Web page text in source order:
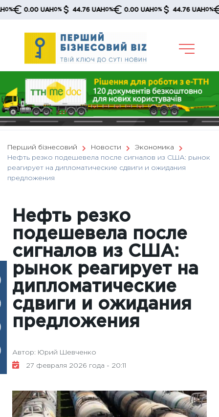
Skip
0.00 UAH0% 44.76 UAH0% 0.00 UAH0% 44.76 UAH0%
Перший бізнесовий Новости
Экономика
Нефть резко подешевела после сигналов из США: рынок
реагирует на дипломатические сдвиги и ожидания
предложения
Нефть резко
подешевела после
сигналов из США:
рынок реагирует на
дипломатические
сдвиги и ожидания
предложения
Автор: Юрий Шевченко
27 февраля 2026 года - 20:11